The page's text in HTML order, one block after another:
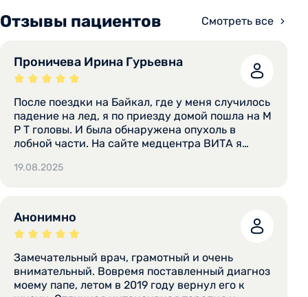
Отзывы пациентов Смотреть все
Проничева Ирина Гурьевна
После поездки на Байкал, где у меня случилось
падение на лед, я по приезду домой пошла на М
Р Т головы. И была обнаружена опухоль в
лобной части. На сайте медцентра ВИТА я
Алексея Вячеславовича. Записалась на прием.
Спокойно общается, что действует
успокаивающе на пациента. Очень грамотный
специалист, квалифицированно объяснил мне
всю мою проблему, попросил сделать повторно
МРТ с контрастным веществом. После того, как
я это сделала, он дал направление с указанием
19.08.2025
Анонимно
Замечательный врач, грамотный и очень
внимательный. Вовремя поставленный диагноз
моему папе, летом в 2019 году вернул его к